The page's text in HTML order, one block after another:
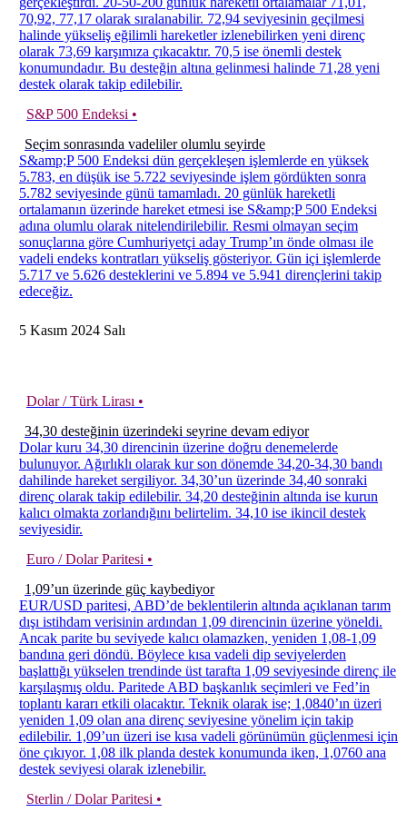
70,92, 77,17 olarak sıralanabilir. 72,94 seviyesinin geçilmesi
halinde yükseliş eğilimli hareketler izlenebilirken yeni direnç
olarak 73,69 karşımıza çıkacaktır. 70,5 ise önemli destek
konumundadır. Bu desteğin altına gelinmesi halinde 71,28 yeni
destek olarak takip edilebilir.
S&P 500 Endeksi •
Seçim sonrasında vadeliler olumlu seyirde
S&amp;P 500 Endeksi dün gerçekleşen işlemlerde en yüksek
5.783, en düşük ise 5.722 seviyesinde işlem gördükten sonra
5.782 seviyesinde günü tamamladı. 20 günlük hareketli
ortalamanın üzerinde hareket etmesi ise S&amp;P 500 Endeksi
adına olumlu olarak nitelendirilebilir. Resmi olmayan seçim
sonuçlarına göre Cumhuriyetçi aday Trump’ın önde olması ile
vadeli endeks kontratları yükseliş gösteriyor. Gün içi işlemlerde
5.717 ve 5.626 desteklerini ve 5.894 ve 5.941 dirençlerini takip
edeceğiz.
5 Kasım 2024 Salı
Dolar / Türk Lirası •
34,30 desteğinin üzerindeki seyrine devam ediyor
Dolar kuru 34,30 direncinin üzerine doğru denemelerde
bulunuyor. Ağırlıklı olarak kur son dönemde 34,20-34,30 bandı
dahilinde hareket sergiliyor. 34,30’un üzerinde 34,40 sonraki
direnç olarak takip edilebilir. 34,20 desteğinin altında ise kurun
kalıcı olmakta zorlandığını belirtelim. 34,10 ise ikincil destek
seviyesidir.
Euro / Dolar Paritesi •
1,09’un üzerinde güç kaybediyor
EUR/USD paritesi, ABD’de beklentilerin altında açıklanan tarım
dışı istihdam verisinin ardından 1,09 direncinin üzerine yöneldi.
Ancak parite bu seviyede kalıcı olamazken, yeniden 1,08-1,09
bandına geri döndü. Böylece kısa vadeli dip seviyelerden
başlattığı yükselen trendinde üst tarafta 1,09 seviyesinde direnç ile
karşılaşmış oldu. Paritede ABD başkanlık seçimleri ve Fed’in
toplantı kararı etkili olacaktır. Teknik olarak ise; 1,0840’ın üzeri
yeniden 1,09 olan ana direnç seviyesine yönelim için takip
edilebilir. 1,09’un üzeri ise kısa vadeli görünümün güçlenmesi için
öne çıkıyor. 1,08 ilk planda destek konumunda iken, 1,0760 ana
destek seviyesi olarak izlenebilir.
Sterlin / Dolar Paritesi •